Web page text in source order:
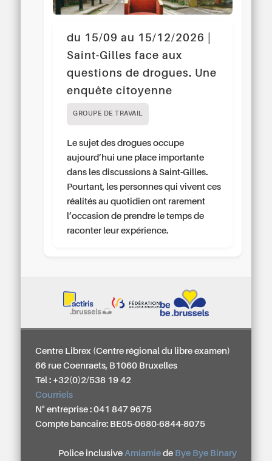
du 15/09 au 15/12/2026 |
Saint-Gilles face aux
questions de drogues. Une
enquête citoyenne
GROUPE DE TRAVAIL
Le sujet des drogues occupe
aujourd’hui une place importante
dans les discussions à Saint-Gilles.
Pourtant, les personnes qui vivent ces
réalités au quotidien ont rarement
l’occasion de prendre le temps de
raconter leur expérience.
Centre Librex (Centre régional du libre examen)
66 rue Coenraets, B1060 Bruxelles
Tél : +32(0)2/538 19 42
Courriels
N° entreprise : 041 847 9675
Compte bancaire: BE05-0680-6844-8075
Police inclusive Amiamiede Bye Bye Binary